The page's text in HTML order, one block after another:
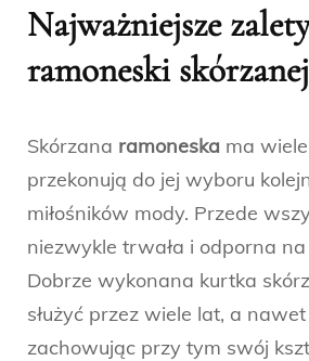
Najważniejsze zalety
ramoneski skórzanej
Skórzana ramoneska ma
przekonują do jej wyboru
miłośników mody. Przede
niezwykle trwała i odporna na
Dobrze wykonana kurtka
służyć przez wiele lat, a
zachowując przy tym swój